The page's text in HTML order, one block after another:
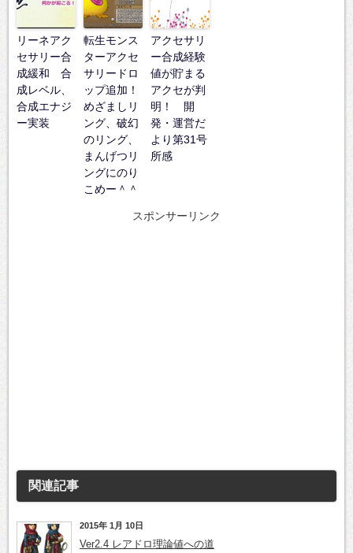
リーネアク
セサリー合
成緩和 合
成レベル、
合成エナジ
ー実装
転生モンス
ターアクセ
サリードロ
ップ追加！
めざましリ
ング、破幻
のリング、
まんげつリ
ングにのり
こめー＾＾
アクセサリ
ー合成経験
値が貯まる
アクセが判
明！ 開
発・運営だ
より第31号
所感
スポンサーリンク
関連記事
2015年 1月 10日
Ver2.4 レアドロ理論値への道